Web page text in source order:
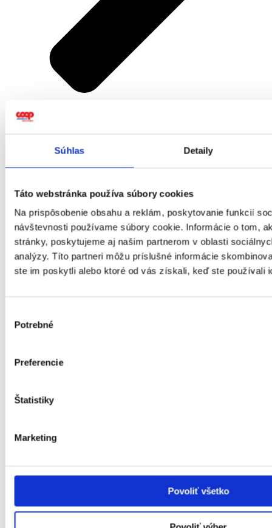
Súhlas Detaily
Táto webstránka používa súbory cookies
Na prispôsobenie obsahu a reklám, poskytovanie funkcií
návštevnosti používame súbory cookie. Informácie o tom,
stránky, poskytujeme aj našim partnerom v oblasti
analýzy. Títo partneri môžu príslušné informácie
ste im poskytli alebo ktoré od vás získali, keď ste používali
súhlasu
Potrebné
Preferencie
Štatistiky
Marketing
Povoliť všetko